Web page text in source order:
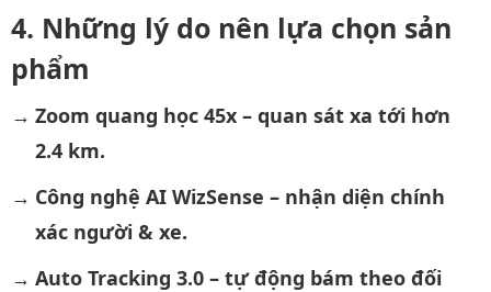
Những lý do nên lựa chọn sản
phẩm
Zoom quang học 45x – quan sát xa tới hơn
2.4 km.
Công nghệ AI WizSense – nhận diện chính
xác người & xe.
Auto Tracking 3.0 – tự động bám theo đối